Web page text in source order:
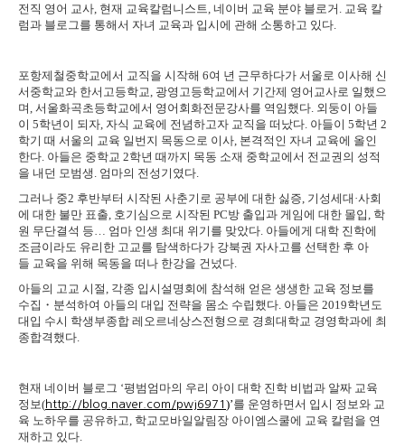
전직 영어 교사 현재 교육칼럼니스트 네이버 교육 분야 블로거
교육 칼
럼과 블로그를 통해서 자녀 교육과 입시에 관해 소통하고 있다
포항제철중학교에서 교직을 시작해 6여 년 근무하다가 서울로 이사해 신
서중학교와 한서고등학교 광영고등학교에서 기간제 영어교사로 일했으
며, 서울화곡초등학교에서 영어회화전문강사를 역임했다 외둥이 아들
이 5학년이 되자 자식 교육에 전념하고자 교직을 떠났다 아들이 5학년 2
학기 때 서울의 교육 일번지 목동으로 이사 본격적인 자녀 교육에 올인
한다 아들은 중학교 2학년 때까지 목동 소재 중학교에서 전교권의 성적
을 내던 모범생 엄마의 전성기였다
그러나 중2 후반부터 시작된 사춘기로 공부에 대한 싫증 기성세대 ·사회
에 대한 불만 표출 호기심으로 시작된 PC방 출입과 게임에 대한 몰입 학
원 무단결석 등
엄마 인생 최대 위기를 맞았다 아들에게 대학 진학에
조금이라도 유리한 고교를 탐색하다가 강북권 자사고를 선택한 후 아
들 교육을 위해 목동을 떠나 한강을 건넜다
아들의 고교 시절 각종 입시설명회에 참석해 얻은 생생한 교육 정보를
수집 ・ 분석하여 아들의 대입 전략을 몸소 수립했다 아들은 2019학년도
대입 수시 학생부종합 레오르네상스전형으로 경희대학교 경영학과에 최
종합격했다
현재 네이버 블로그 ‘평범엄마의 우리 아이 대학 진학 비법과 알짜 교육
정보(http://blog.naver.com/pwj6971 )’를 운영하면서 입시 정보와 교
육 노하우를 공유하고 학교모바일알림장 아이엠스쿨에 교육 칼럼을 연
재하고 있다